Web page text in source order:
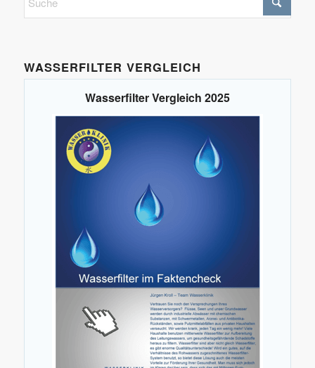
WASSERFILTER VERGLEICH
Wasserfilter Vergleich 2025